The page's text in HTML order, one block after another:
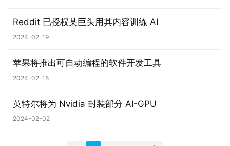
Reddit 已授权某巨头用其内容训练 AI
2024-02-19
苹果将推出可自动编程的软件开发工具
2024-02-18
英特尔将为 Nvidia 封装部分 AI-GPU
2024-02-02